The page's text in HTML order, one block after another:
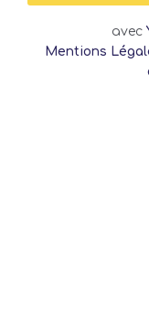
avec
Mentions